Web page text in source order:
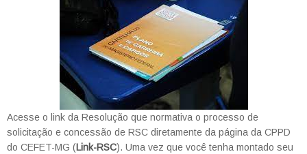
Acesse o link da Resolução que normativa o processo de
solicitação e concessão de RSC diretamente da página da CPPD
do CEFET-MG (Link-RSC). Uma vez que você tenha montado seu